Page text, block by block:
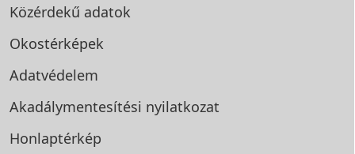
Közérdekű adatok
Okostérképek
Adatvédelem
Akadálymentesítési nyilatkozat
Honlaptérkép